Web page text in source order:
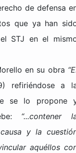
de defensa
que ya han
STJ en el
en su obra
refiriéndose a
se lo propone
“...contener
y la
aquéllos